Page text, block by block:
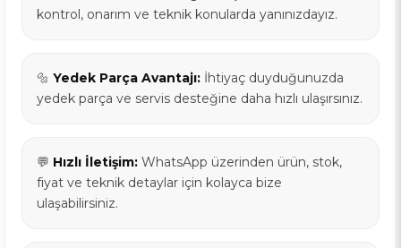
kontrol, onarım ve teknik konularda yanınızdayız.
🔩 Yedek Parça Avantajı: İhtiyaç duyduğunuzda
yedek parça ve servis desteğine daha hızlı ulaşırsınız.
💬 Hızlı İletişim: WhatsApp üzerinden ürün, stok,
fiyat ve teknik detaylar için kolayca bize
ulaşabilirsiniz.